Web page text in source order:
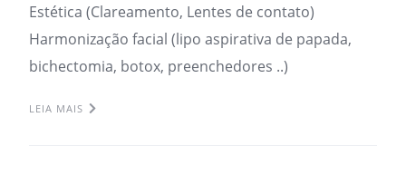
Estética (Clareamento, Lentes de contato)
Harmonização facial (lipo aspirativa de papada,
bichectomia, botox, preenchedores ..)
LEIA MAIS